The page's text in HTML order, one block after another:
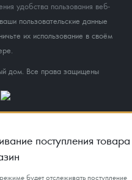
удобства пользования веб-
пользовательские данные
их использование в своём
дом. Все права защищены
поступления товара
будет отслеживать поступление